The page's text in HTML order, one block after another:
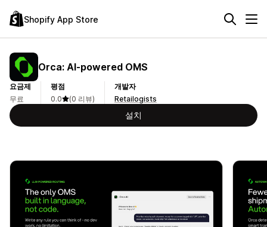
Shopify App Store
Orca: AI‑powered OMS
요금제
무료
평점
0.0
(0 리뷰)
개발자
Retailogists
설치